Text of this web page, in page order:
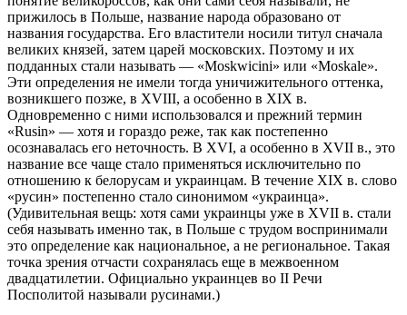
прижилось в Польше, название народа образовано от
названия государства. Его властители носили титул сначала
великих князей, затем царей московских. Поэтому и их
подданных стали называть — «Moskwicini» или «Moskale».
Эти определения не имели тогда уничижительного оттенка,
возникшего позже, в XVIII, а особенно в XIX в.
Одновременно с ними использовался и прежний термин
«Rusin» — хотя и гораздо реже, так как постепенно
осознавалась его неточность. В XVI, а особенно в XVII в., это
название все чаще стало применяться исключительно по
отношению к белорусам и украинцам. В течение XIX в. слово
«русин» постепенно стало синонимом «украинца».
(Удивительная вещь: хотя сами украинцы уже в XVII в. стали
себя называть именно так, в Польше с трудом воспринимали
это определение как национальное, а не региональное. Такая
точка зрения отчасти сохранялась еще в межвоенном
двадцатилетии. Официально украинцев во II Речи
Посполитой называли русинами.)